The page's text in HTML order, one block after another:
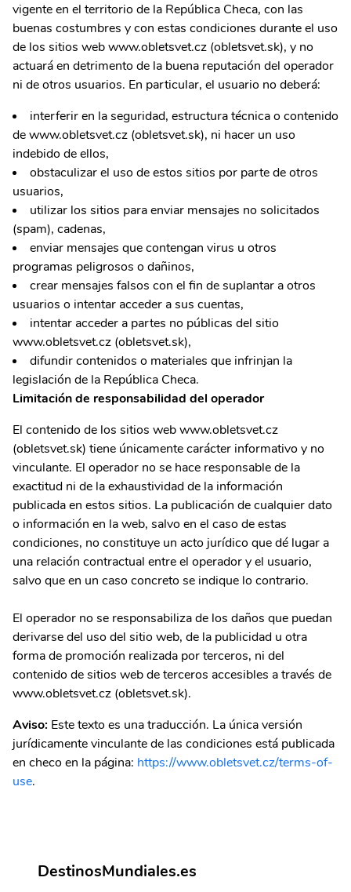
vigente en el territorio de la República Checa, con las
buenas costumbres y con estas condiciones durante el uso
de los sitios webwww.obletsvet.cz (obletsvet.sk), y no
actuará en detrimento de la buena reputación del operador
ni de otros usuarios. En particular, el usuario no deberá:
interferir en la seguridad, estructura técnica o contenido
de www.obletsvet.cz (obletsvet.sk), ni hacer un uso
indebido de ellos,
obstaculizar el uso de estos sitios por parte de otros
usuarios,
utilizar los sitios para enviar mensajes no solicitados
(spam), cadenas,
enviar mensajes que contengan virus u otros
programas peligrosos o dañinos,
crear mensajes falsos con el fin de suplantar a otros
usuarios o intentar acceder a sus cuentas,
intentar acceder a partes no públicas del sitio
www.obletsvet.cz (obletsvet.sk),
difundir contenidos o materiales que infrinjan la
legislación de la República Checa.
Limitación de responsabilidad del operador
El contenido de los sitios web www.obletsvet.cz
(obletsvet.sk) tiene únicamente carácter informativo y no
vinculante. El operador no se hace responsable de la
exactitud ni de la exhaustividad de la información
publicada en estos sitios. La publicación de cualquier dato
o información en la web, salvo en el caso de estas
condiciones, no constituye un acto jurídico que dé lugar a
una relación contractual entre el operador y el usuario,
salvo que en un caso concreto se indique lo contrario.
El operador no se responsabiliza de los daños que puedan
derivarse del uso del sitio web, de la publicidad u otra
forma de promoción realizada por terceros, ni del
contenido de sitios web de terceros accesibles a través de
www.obletsvet.cz (obletsvet.sk).
Aviso: Este texto es una traducción. La única versión
jurídicamente vinculante de las condiciones está publicada
en checo en la página: https://www.obletsvet.cz/terms-of-
use.
DestinosMundiales.es